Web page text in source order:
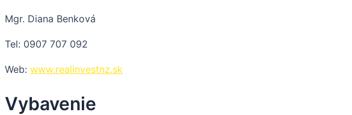
Mgr. Diana Benková
Tel: 0907 707 092
Web: www.realinvestnz.sk
Vybavenie